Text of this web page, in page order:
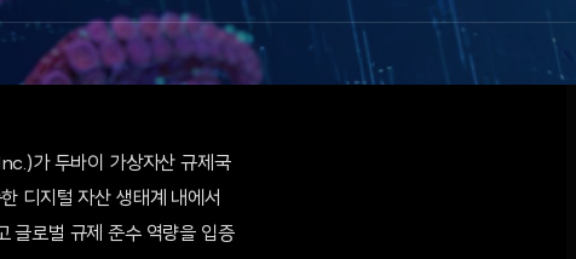
가 두바이 가상자산 규제국
디지털 자산 생태계 내에서
글로벌 규제 준수 역량을 입증